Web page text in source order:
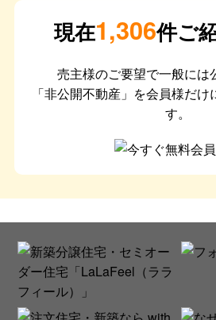
現在1,306件ご
売主様のご要望で一般には
「非公開不動産」を会員様だ
す。